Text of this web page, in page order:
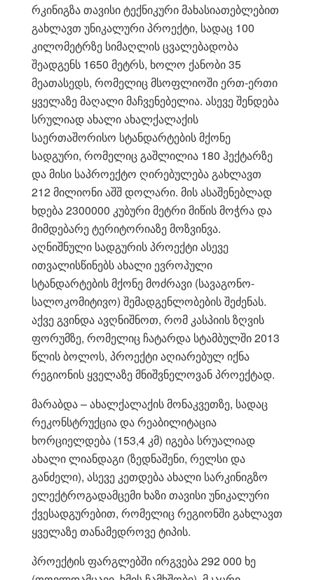
რკინიგზა თავისი ტექნიკური მახასიათებლებით
გახლავთ უნიკალური პროექტი, სადაც 100
კილომეტრზე სიმაღლის ცვალებადობა
შეადგენს 1650 მეტრს, ხოლო ქანობი 35
მეათასედს, რომელიც მსოფლიოში ერთ-ერთი
ყველაზე მაღალი მაჩვენებელია. ასევე შენდება
სრულიად ახალი ახალქალაქის
საერთაშორისო სტანდარტების მქონე
სადგური, რომელიც გაშლილია 180 ჰექტარზე
და მისი საპროექტო ღირებულება გახლავთ
212 მილიონი აშშ დოლარი. მის ასაშენებლად
ხდება 2300000 კუბური მეტრი მიწის მოჭრა და
მიმდებარე ტერიტორიაზე მოზვინვა.
აღნიშნული სადგურის პროექტი ასევე
ითვალისწინებს ახალი ევროპული
სტანდარტების მქონე მოძრავი (სავაგონო-
სალოკომიტივო) შემადგენლობების შეძენას.
აქვე გვინდა ავღნიშნოთ, რომ კასპიის ზღვის
ფორუმზე, რომელიც ჩატარდა სტამბულში 2013
წლის ბოლოს, პროექტი აღიარებულ იქნა
რეგიონის ყველაზე მნიშვნელოვან პროექტად.
მარაბდა – ახალქალაქის მონაკვეთზე, სადაც
რეკონსტრუქცია და რეაბილიტაცია
ხორციელდება (153,4 კმ) იგება სრუალიად
ახალი ლიანდაგი (ზედნაშენი, რელსი და
განძელი), ასევე კეთდება ახალი სარკინიგზო
ელექტროგადამცემი ხაზი თავისი უნიკალური
ქვესადგურებით, რომელიც რეგიონში გახლავთ
ყველაზე თანამედროვე ტიპის.
პროექტის ფარგლებში ირგვება 292 000 ხე